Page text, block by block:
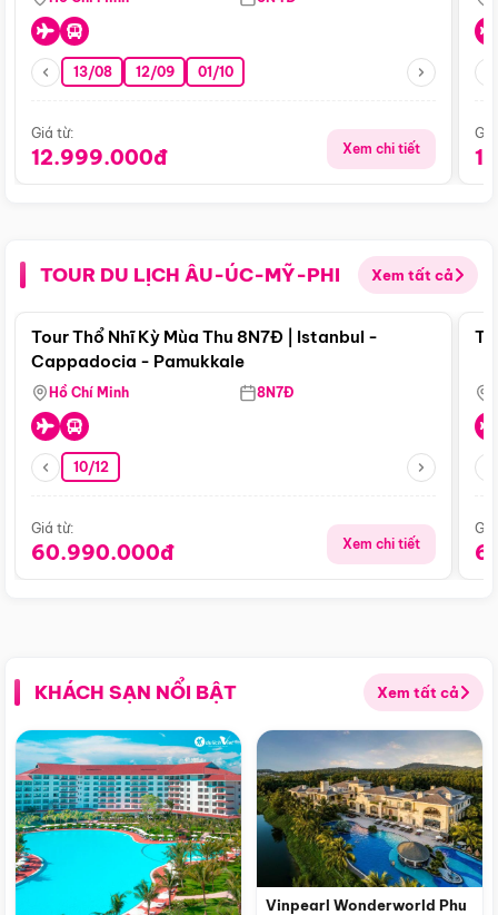
13/08 12/09 01/10
Giá từ:
12.999.000đ Xem chi tiết
TOUR DU LỊCH ÂU-ÚC-MỸ-PHI Xem tất cả
Điểm nổi bật
Tour Thổ Nhĩ Kỳ Mùa Thu 8N7Đ | Istanbul -
Cappadocia - Pamukkale
Hồ Chí Minh 8N7Đ
10/12
Giá từ:
60.990.000đ Xem chi tiết
KHÁCH SẠN NỔI BẬT Xem tất cả
Vinpearl Wonderworld Phu